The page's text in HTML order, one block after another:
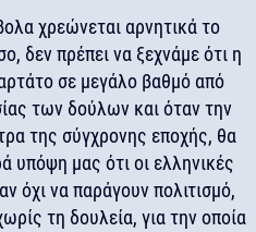
χρεώνεται αρνητικά το
δεν πρέπει να ξεχνάμε ότι η
σε μεγάλο βαθμό από
των δούλων και όταν την
της σύγχρονης εποχής, θα
υπόψη μας ότι οι ελληνικές
όχι να παράγουν πολιτισμό,
τη δουλεία, για την οποία